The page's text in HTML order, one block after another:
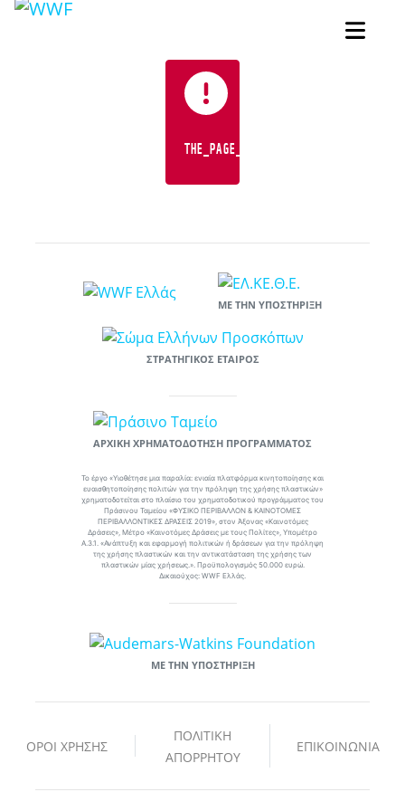
ΜΕ ΤΗΝ ΥΠΟΣΤΉΡΙΞΗ
ΣΤΡΑΤΗΓΙΚΌΣ ΕΤΑΊΡΟΣ
ΑΡΧΙΚΉ ΧΡΗΜΑΤΟΔΌΤΗΣΗ ΠΡΟΓΡΆΜΜΑΤΟΣ
Το έργο «Υιοθέτησε μια παραλία: ενιαία πλατφόρμα κινητοποίησης και
ευαισθητοποίησης πολιτών για την πρόληψη της χρήσης πλαστικών»
χρηματοδοτείται στο πλαίσιο του χρηματοδοτικού προγράμματος του
Πράσινου Ταμείου «ΦΥΣΙΚΟ ΠΕΡΙΒΑΛΛΟΝ & ΚΑΙΝΟΤΟΜΕΣ
ΠΕΡΙΒΑΛΛΟΝΤΙΚΕΣ ΔΡΑΣΕΙΣ 2019», στον Άξονας «Καινοτόμες
Δράσεις», Μέτρο «Καινοτόμες Δράσεις με τους Πολίτες», Υπομέτρο
A.3.1. «Ανάπτυξη και εφαρμογή πολιτικών ή δράσεων για την πρόληψη
της χρήσης πλαστικών και την αντικατάσταση της χρήσης των
πλαστικών μίας χρήσεως.». Προϋπολογισμός 50.000 ευρώ.
Δικαιούχος: WWF Ελλάς.
ΜΕ ΤΗΝ ΥΠΟΣΤΉΡΙΞΗ
ΌΡΟΙ ΧΡΉΣΗΣ
ΠΟΛΙΤΙΚΉ
ΑΠΟΡΡΉΤΟΥ
ΕΠΙΚΟΙΝΩΝΊΑ